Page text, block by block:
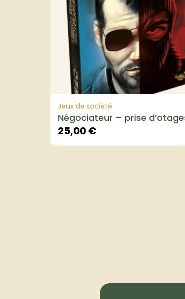
Jeux de société
Négociateur – prise
25,00€